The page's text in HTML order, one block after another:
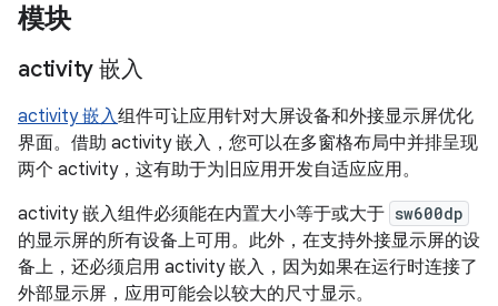
模块
activity 嵌入
activity 嵌入组件可让应用针对大屏设备和外接显示屏优化
界面。借助 activity 嵌入，您可以在多窗格布局中并排呈现
两个 activity，这有助于为旧应用开发自适应应用。
activity 嵌入组件必须能在内置大小等于或大于 sw600dp
的显示屏的所有设备上可用。此外，在支持外接显示屏的设
备上，还必须启用 activity 嵌入，因为如果在运行时连接了
外部显示屏，应用可能会以较大的尺寸显示。